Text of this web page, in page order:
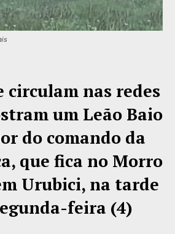
circulam nas redes
um Leão Baio
do comando da
que fica no Morro
Urubici, na tarde
feira (4)